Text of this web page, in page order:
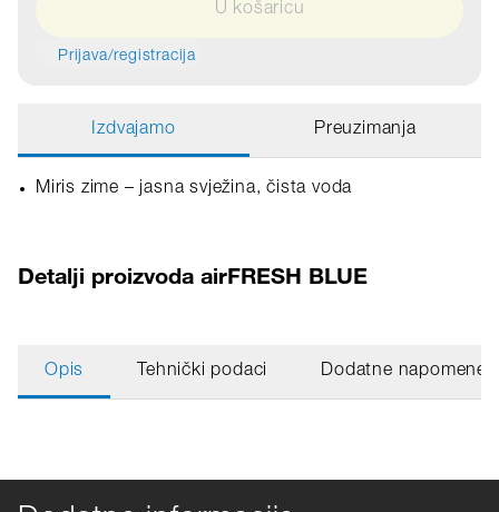
U košaricu
Prijava/registracija
Izdvajamo Preuzimanja
Miris zime – jasna svježina, čista voda
Detalji proizvoda airFRESH BLUE
Opis Tehnički podaci Dodatne napomene